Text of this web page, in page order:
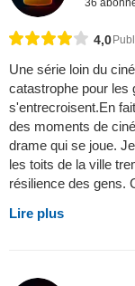
4,0
Une série loin du
catastrophe pour les
s'entrecroisent.En
des moments de
drame qui se joue.
les toits de la ville
résilience des gens.
Lire plus